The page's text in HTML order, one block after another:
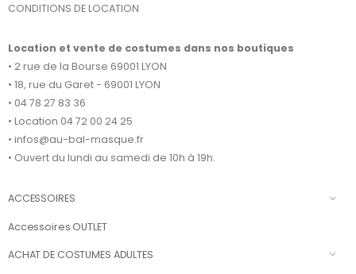
CONDITIONS DE LOCATION
Location et vente de costumes dans nos boutiques
• 2 rue de la Bourse 69001 LYON
• 18, rue du Garet - 69001 LYON
• 04 78 27 83 36
• Location 04 72 00 24 25
• infos@au-bal-masque.fr
• Ouvert du lundi au samedi de 10h à 19h.
ACCESSOIRES
Accessoires OUTLET
ACHAT DE COSTUMES ADULTES